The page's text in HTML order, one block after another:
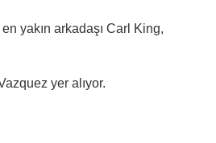
yakın arkadaşı Carl King,
yer alıyor.